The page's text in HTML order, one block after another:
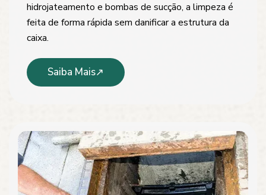
hidrojateamento e bombas de sucção, a limpeza é
feita de forma rápida sem danificar a estrutura da
caixa.
Saiba Mais